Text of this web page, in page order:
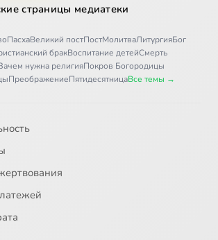
страницы медиатеки
ПасхаВеликий постПостМолитваЛитургияБог
бракВоспитание детейСмерть
нужна религияПокров Богородицы
ПреображениеПятидесятницаВсе темы →